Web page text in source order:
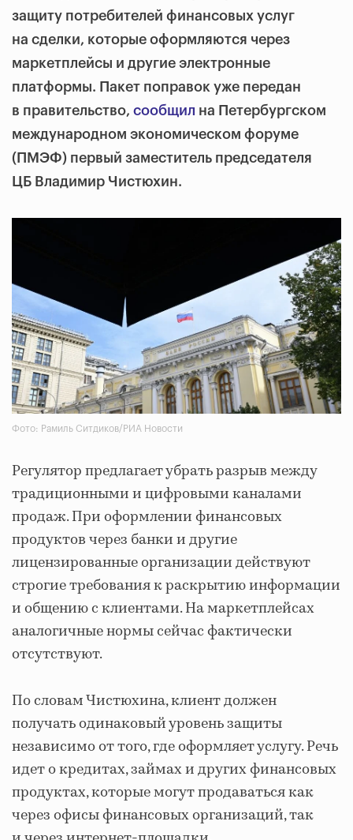
защиту потребителей финансовых услуг
на сделки, которые оформляются через
маркетплейсы и другие электронные
платформы. Пакет поправок уже передан
в правительство, сообщил на Петербургском
международном экономическом форуме
(ПМЭФ) первый заместитель председателя
ЦБ Владимир Чистюхин.
Фото: Рамиль Ситдиков/РИА Новости
Регулятор предлагает убрать разрыв между
традиционными и цифровыми каналами
продаж. При оформлении финансовых
продуктов через банки и другие
лицензированные организации действуют
строгие требования к раскрытию информации
и общению с клиентами. На маркетплейсах
аналогичные нормы сейчас фактически
отсутствуют.
По словам Чистюхина, клиент должен
получать одинаковый уровень защиты
независимо от того, где оформляет услугу. Речь
идет о кредитах, займах и других финансовых
продуктах, которые могут продаваться как
через офисы финансовых организаций, так